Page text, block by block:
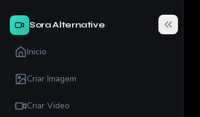
Sora Alternative
Inicio
Criar Imagem
Criar Video